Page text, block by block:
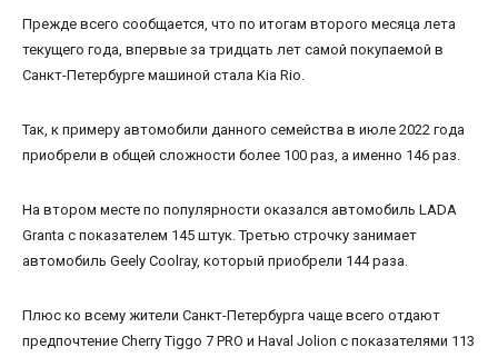
Прежде всего сообщается, что по итогам второго месяца лета
текущего года, впервые за тридцать лет самой покупаемой в
Санкт-Петербурге машиной стала Kia Rio.
Так, к примеру автомобили данного семейства в июле 2022 года
приобрели в общей сложности более 100 раз, а именно 146 раз.
На втором месте по популярности оказался автомобиль LADA
Granta с показателем 145 штук. Третью строчку занимает
автомобиль Geely Coolray, который приобрели 144 раза.
Плюс ко всему жители Санкт-Петербурга чаще всего отдают
предпочтение Cherry Tiggo 7 PRO и Haval Jolion с показателями 113